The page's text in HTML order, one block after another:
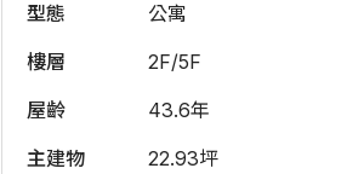
型態 公寓
樓層
2F/5F
屋齡
43.6年
主建物
22.93坪